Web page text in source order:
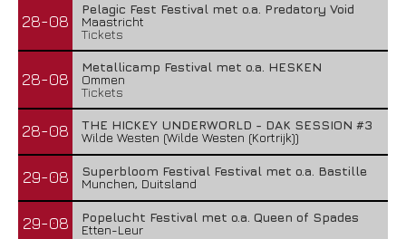
28-08
Pelagic Fest Festival met o.a. Predatory Void
Maastricht
Tickets
28-08
Metallicamp Festival met o.a. HESKEN
Ommen
Tickets
28-08
THE HICKEY UNDERWORLD - DAK SESSION #3
Wilde Westen (Wilde Westen (Kortrijk))
29-08
Superbloom Festival Festival met o.a. Bastille
Munchen, Duitsland
29-08
Popelucht Festival met o.a. Queen of Spades
Etten-Leur